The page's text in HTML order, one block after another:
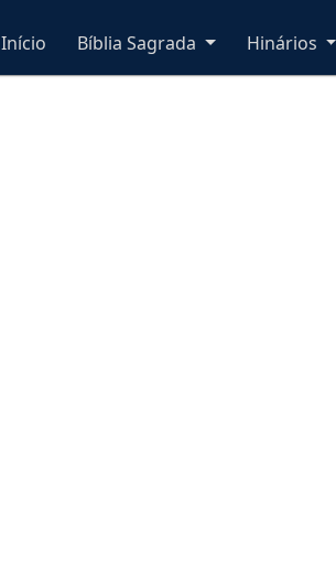
Início Bíblia Sagrada Hinários